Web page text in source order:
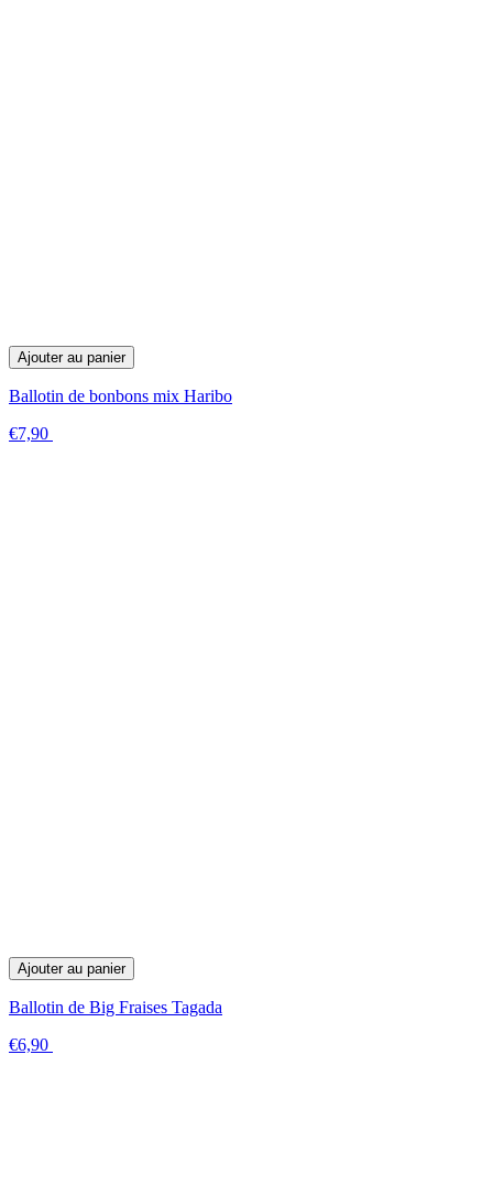
Ajouter au panier
Ballotin de bonbons mix Haribo
€7,90
Ajouter au panier
Ballotin de Big Fraises Tagada
€6,90